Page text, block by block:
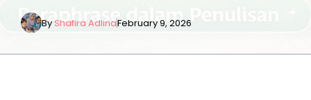
ByShafira AdlinaFebruary 9, 2026